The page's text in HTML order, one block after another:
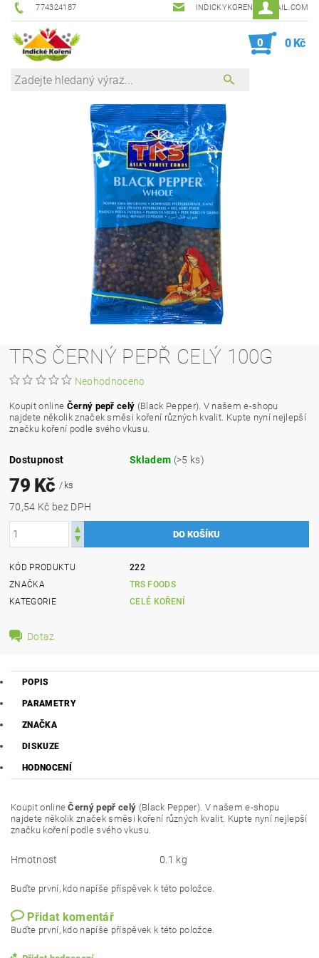
774324187 INDICKYKORENI@GMAIL.COM
0 0 Kč
TRS ČERNÝ PEPŘ CELÝ 100G
Neohodnoceno
Koupit online Černý pepř celý (Black Pepper) . V našem e-shopu
najdete několik značek směsi koření různých kvalit. Kupte nyní nejlepší
značku koření podle svého vkusu.
Dostupnost Skladem (>5 ks)
79 Kč/ ks
70,54 Kč bez DPH
KÓD PRODUKTU
222
ZNAČKA
TRS FOODS
KATEGORIE
CELÉ KOŘENÍ
Dotaz
POPIS
PARAMETRY
ZNAČKA
DISKUZE
HODNOCENÍ
Koupit onlineČerný pepř celý (Black Pepper). V našem e-shopu
najdete několik značek směsi koření různých kvalit. Kupte nyní nejlepší
značku koření podle svého vkusu.
Hmotnost 0.1 kg
Buďte první, kdo napíše příspěvek k této položce.
Přidat komentář
Buďte první, kdo napíše příspěvek k této položce.